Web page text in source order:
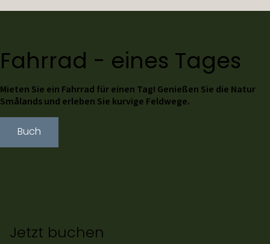
Fahrrad - eines Tages
Mieten Sie ein Fahrrad für einen Tag! Genießen Sie die Natur
Smålands und erleben Sie kurvige Feldwege.
Buch
Jetzt buchen